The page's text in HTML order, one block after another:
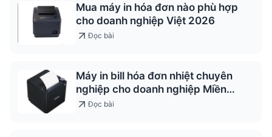
Mua máy in hóa đơn nào phù hợp
cho doanh nghiệp Việt 2026
Đọc bài
Máy in bill hóa đơn nhiệt chuyên
nghiệp cho doanh nghiệp Miền
Trung
Đọc bài